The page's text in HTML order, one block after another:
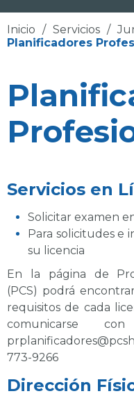
Inicio / Servicios /
Planificadores
Servicios en
Solicitar examen
Para solicitudes e
su licencia
En la página de
(PCS) podrá
requisitos de cada
comunicarse
773-9266
Dirección